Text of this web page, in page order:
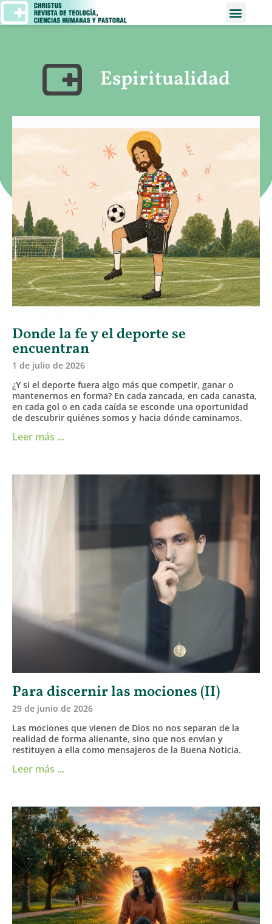
Espiritualidad
Donde la fe y el deporte se
encuentran
1 de julio de 2026
¿Y si el deporte fuera algo más que competir, ganar o
mantenernos en forma? En cada zancada, en cada canasta,
en cada gol o en cada caída se esconde una oportunidad
de descubrir quiénes somos y hacia dónde caminamos.
Leer más ...
Para discernir las mociones (II)
29 de junio de 2026
Las mociones que vienen de Dios no nos separan de la
realidad de forma alienante, sino que nos envían y
restituyen a ella como mensajeros de la Buena Noticia.
Leer más ...